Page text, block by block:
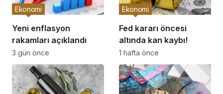
Yeni enflasyon
rakamları açıklandı
Ekonomi
3 gün önce
Fed kararı öncesi
altında kan kaybı!
Ekonomi
1 hafta önce